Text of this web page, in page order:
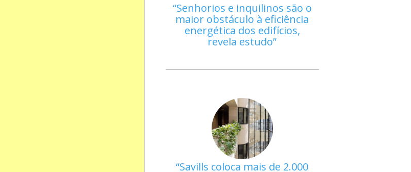
Senhorios e inquilinos são o
maior obstáculo à eficiência
energética dos edifícios,
revela estudo
Savills coloca mais de 2.000